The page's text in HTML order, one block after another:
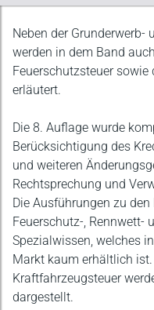
Beschreibung
Neben der Grunderwerb-
werden in dem Band
Feuerschutzsteuer
erläutert.
Die 8. Auflage wurde
Berücksichtigung des
und weiteren
Rechtsprechung und
Die Ausführungen zu
Feuerschutz-, Rennwett-
Spezialwissen, welches
Markt kaum erhältlich
Kraftfahrzeugsteuer
dargestellt.